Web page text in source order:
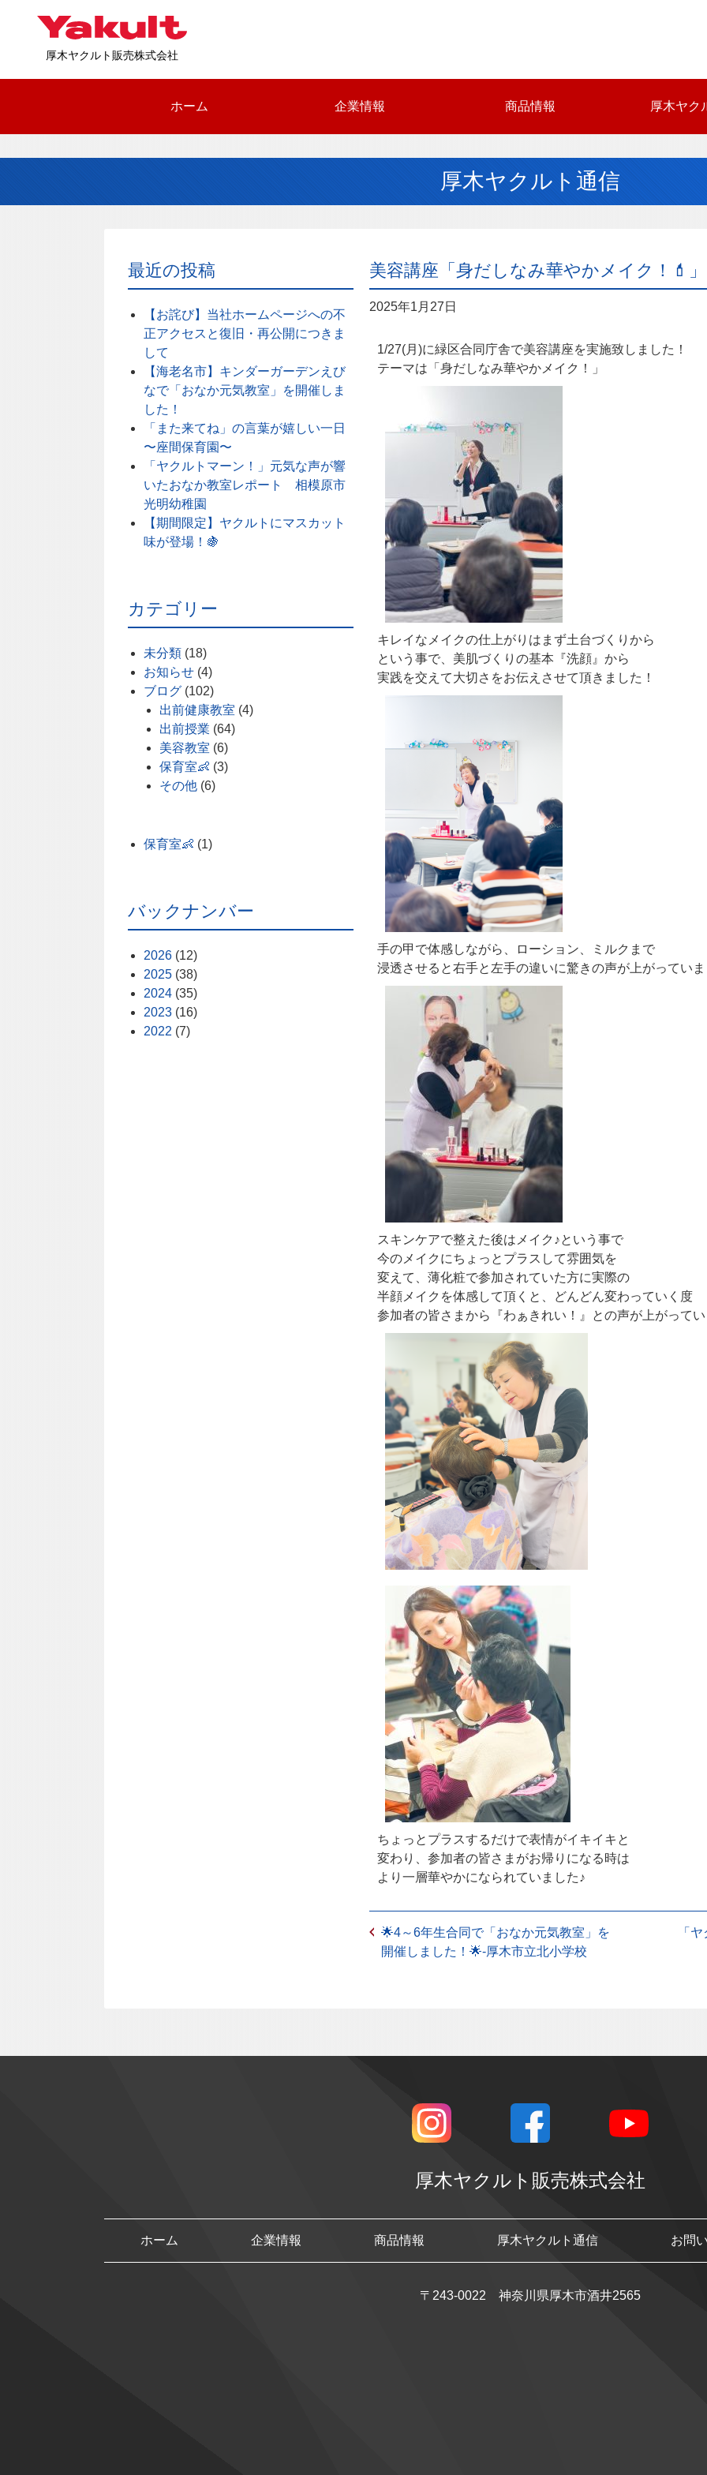
厚木ヤクルト販売株式会社
ホーム 企業情報 商品情報 厚木ヤク
厚木ヤクルト通信
美容講座「身だしなみ華やかメイク！💄
2025年1月27日
1/27(月)に緑区合同庁舎で美容講座を実施致しました！
テーマは「身だしなみ華やかメイク！」
キレイなメイクの仕上がりはまず土台づくりから
という事で、美肌づくりの基本『洗顔』から
実践を交えて大切さをお伝えさせて頂きました！
手の甲で体感しながら、ローション、ミルクまで
浸透させると右手と左手の違いに驚きの声が上がってい
スキンケアで整えた後はメイク♪という事で
今のメイクにちょっとプラスして雰囲気を
変えて、薄化粧で参加されていた方に実際の
半顔メイクを体感して頂くと、どんどん変わっていく度
参加者の皆さまから『わぁきれい！』との声が上がって
ちょっとプラスするだけで表情がイキイキと
変わり、参加者の皆さまがお帰りになる時は
より一層華やかになられていました♪
🌟4～6年生合同で「おなか元気教室」を
開催しました！🌟-厚木市立北小学校
「
最近の投稿
【お詫び】当社ホームページへの不
正アクセスと復旧・再公開につきま
して
【海老名市】キンダーガーデンえび
なで「おなか元気教室」を開催しま
した！
「また来てね」の言葉が嬉しい一日
〜座間保育園〜
「ヤクルトマーン！」元気な声が響
いたおなか教室レポート 相模原市
光明幼稚園
【期間限定】ヤクルトにマスカット
味が登場！🍇
カテゴリー
未分類 (18)
お知らせ (4)
ブログ (102)
出前健康教室 (4)
出前授業 (64)
美容教室 (6)
保育室👶 (3)
その他 (6)
保育室👶 (1)
バックナンバー
2026 (12)
2025 (38)
2024 (35)
2023 (16)
2022 (7)
厚木ヤクルト販売株式会社
ホーム 企業情報 商品情報 厚木ヤクルト通信 お問
〒243-0022 神奈川県厚木市酒井2565